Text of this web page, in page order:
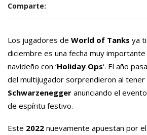
Comparte:
Los jugadores de World of Tanks ya
diciembre es una fecha muy
navideño con ‘Holiday Ops‘. El año
del multijugador sorprendieron al tener
Schwarzenegger anunciando el
de espíritu festivo.
Este 2022 nuevamente apuestan por